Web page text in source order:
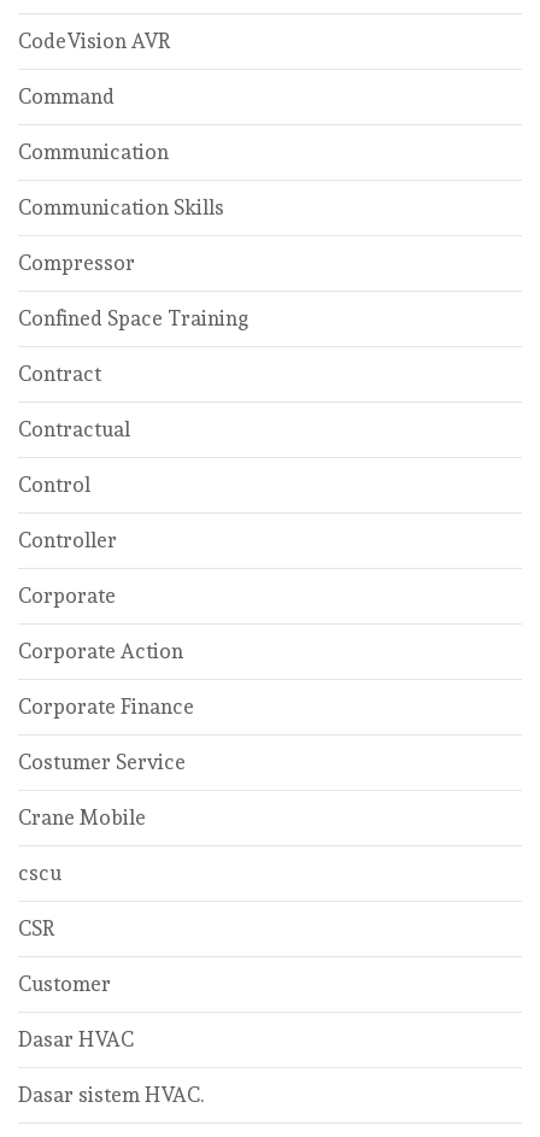
CodeVision AVR
Command
Communication
Communication Skills
Compressor
Confined Space Training
Contract
Contractual
Control
Controller
Corporate
Corporate Action
Corporate Finance
Costumer Service
Crane Mobile
cscu
CSR
Customer
Dasar HVAC
Dasar sistem HVAC.